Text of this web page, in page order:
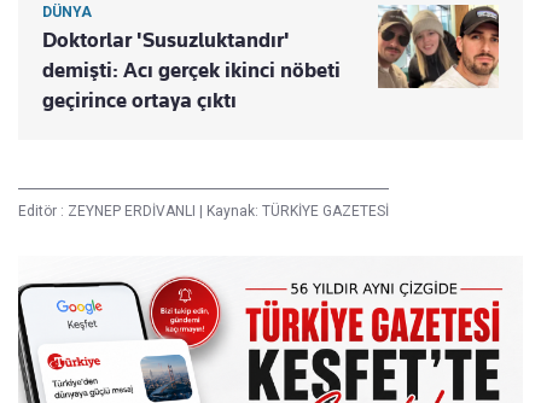
DÜNYA
Doktorlar 'Susuzluktandır'
demişti: Acı gerçek ikinci nöbeti
geçirince ortaya çıktı
Editör : ZEYNEP ERDİVANLI Kaynak: TÜRKİYE GAZETESİ